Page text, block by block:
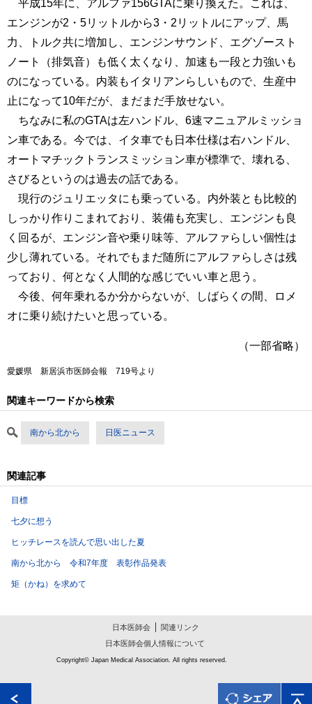
平成15年に、アルファ156GTAに乗り換えた。これは、
エンジンが2・5リットルから3・2リットルにアップ、馬
力、トルク共に増加し、エンジンサウンド、エグゾースト
ノート（排気音）も低く太くなり、加速も一段と力強いも
のになっている。内装もイタリアンらしいもので、生産中
止になって10年だが、まだまだ手放せない。
ちなみに私のGTAは左ハンドル、6速マニュアルミッショ
ン車である。今では、イタ車でも日本仕様は右ハンドル、
オートマチックトランスミッション車が標準で、壊れる、
さびるというのは過去の話である。
現行のジュリエッタにも乗っている。内外装とも比較的
しっかり作りこまれており、装備も充実し、エンジンも良
く回るが、エンジン音や乗り味等、アルファらしい個性は
少し薄れている。それでもまだ随所にアルファらしさは残
っており、何となく人間的な感じでいい車と思う。
今後、何年乗れるか分からないが、しばらくの間、ロメ
オに乗り続けたいと思っている。
（一部省略）
愛媛県 新居浜市医師会報 719号より
関連キーワードから検索
南から北から 日医ニュース
関連記事
目標
七夕に想う
ヒッチレースを読んで思い出した夏
南から北から 令和7年度 表彰作品発表
矩（かね）を求めて
日本医師会
関連リンク
日本医師会個人情報について
Copyright© Japan Medical Association. All rights reserved.